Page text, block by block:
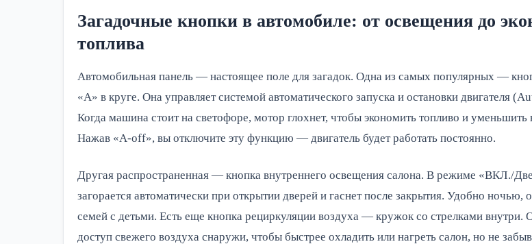
Загадочные кнопки в автомобиле: от освещения до
топлива
Автомобильная панель — настоящее поле для загадок. Одна из самых популярных —
«A» в круге. Она управляет системой автоматического запуска и остановки двигателя
Когда машина стоит на светофоре, мотор глохнет, чтобы экономить топливо и
Нажав «A-off», вы отключите эту функцию — двигатель будет работать постоянно.
Другая распространенная — кнопка внутреннего освещения салона. В режиме «ВКЛ./
загорается автоматически при открытии дверей и гаснет после закрытия. Удобно ночью,
семей с детьми. Есть еще кнопка рециркуляции воздуха — кружок со стрелками внутри.
доступ свежего воздуха снаружи, чтобы быстрее охладить или нагреть салон, но не